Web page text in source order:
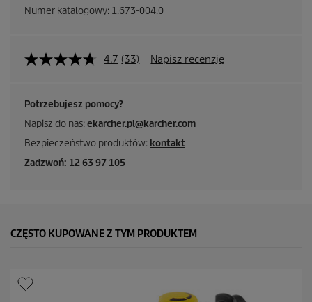
Numer katalogowy: 1.673-004.0
4.7 (33) Napisz recenzję
Potrzebujesz pomocy?
Napisz do nas:ekarcher.pl@karcher.com
Bezpieczeństwo produktów: kontakt
Zadzwoń: 12 63 97 105
CZĘSTO KUPOWANE Z TYM PRODUKTEM